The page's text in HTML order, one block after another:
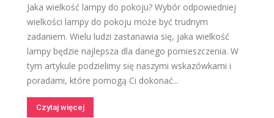
Jaka wielkość lampy do pokoju? Wybór odpowiedniej
wielkości lampy do pokoju może być trudnym
zadaniem. Wielu ludzi zastanawia się, jaka wielkość
lampy będzie najlepsza dla danego pomieszczenia. W
tym artykule podzielimy się naszymi wskazówkami i
poradami, które pomogą Ci dokonać...
Czytaj więcej